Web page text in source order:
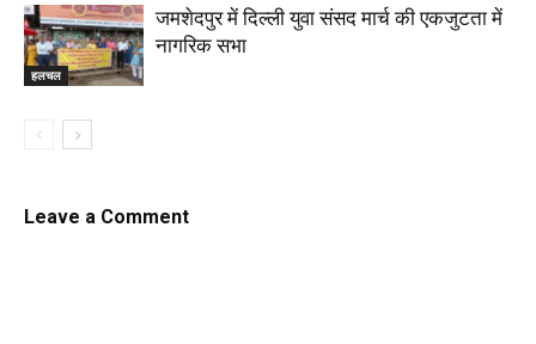
हलचल
जमशेदपुर में दिल्ली युवा संसद मार्च की एकजुटता में
नागरिक सभा
Leave a Comment